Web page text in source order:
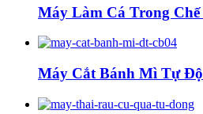
Máy Làm Cá Trong
Máy Cắt Bánh Mì Tự